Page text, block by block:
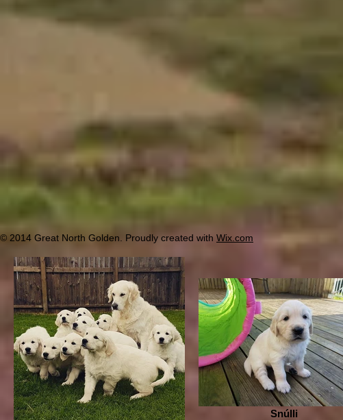
© 2014 Great North Golden. Proudly created with Wix.com
Snúlli